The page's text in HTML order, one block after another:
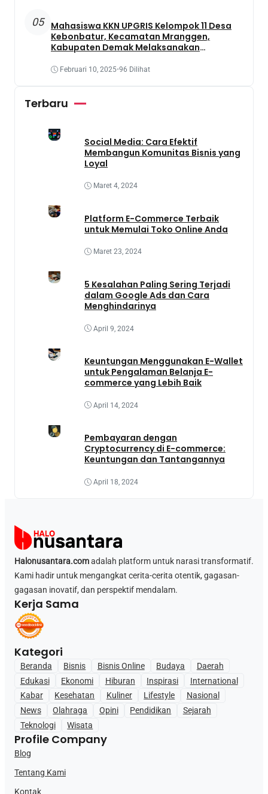
05
Mahasiswa KKN UPGRIS Kelompok 11 Desa
Kebonbatur, Kecamatan Mranggen,
Kabupaten Demak Melaksanakan
Memanfaatkan Lahan Yang Terbengkalai
Februari 10, 2025•96 Dilihat
Terbaru
Social Media: Cara Efektif
Membangun Komunitas Bisnis yang
Loyal
Maret 4, 2024
Platform E-Commerce Terbaik
untuk Memulai Toko Online Anda
Maret 23, 2024
5 Kesalahan Paling Sering Terjadi
dalam Google Ads dan Cara
Menghindarinya
April 9, 2024
Keuntungan Menggunakan E-Wallet
untuk Pengalaman Belanja E-
commerce yang Lebih Baik
April 14, 2024
Pembayaran dengan
Cryptocurrency di E-commerce:
Keuntungan dan Tantangannya
April 18, 2024
Halonusantara.comadalah platform untuk narasi transformatif.
Kami hadir untuk mengangkat cerita-cerita otentik, gagasan-
gagasan inovatif, dan perspektif mendalam.
Kerja Sama
Kategori
Beranda Bisnis Bisnis Online Budaya
Daerah
Edukasi
Ekonomi Hiburan Inspirasi
International
Kabar
Kesehatan Kuliner Lifestyle
Nasional
News
Olahraga Opini Pendidikan
Sejarah
Teknologi
Wisata
Profile Company
Blog
Tentang Kami
Kontak